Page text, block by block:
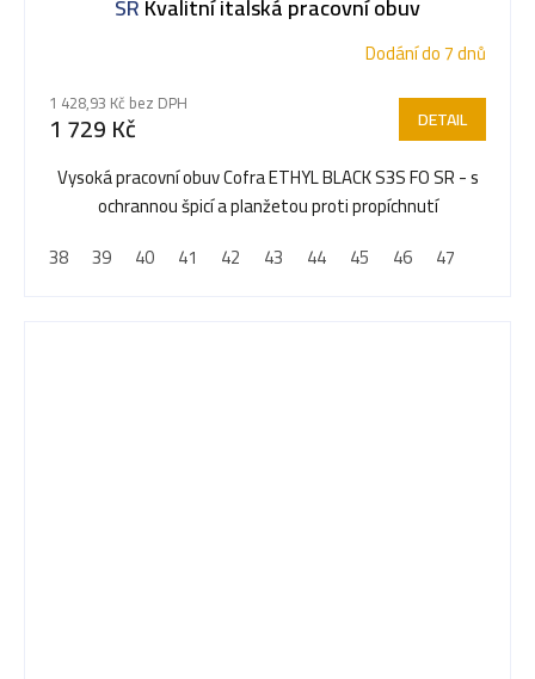
Dodání do 7 dnů
1 428,93 Kč bez DPH
1 729 Kč DETAIL
Vysoká pracovní obuv Cofra ETHYL BLACK S3S FO SR - s
ochrannou špicí a planžetou proti propíchnutí
38
39 40 41 42 43 44 45 46 47